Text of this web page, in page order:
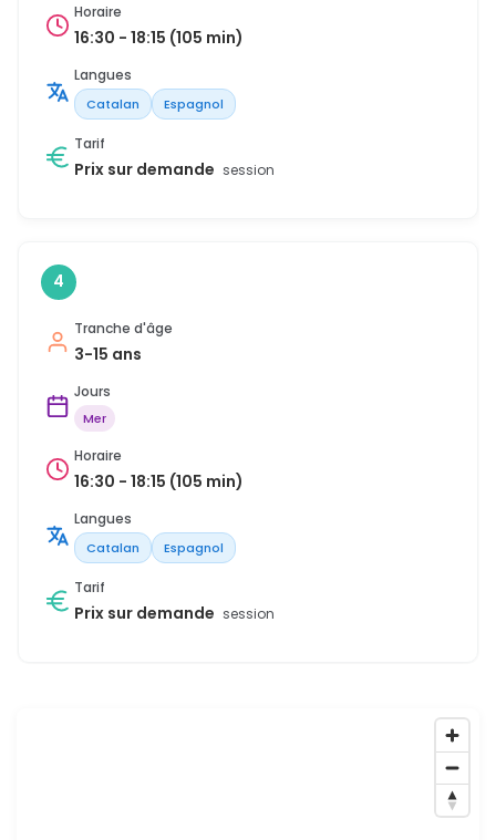
Horaire
16:30 - 18:15 (105 min)
Langues
Catalan Espagnol
Tarif
Prix sur demande session
4
Tranche d'âge
3-15 ans
Jours
Mer
Horaire
16:30 - 18:15 (105 min)
Langues
Catalan Espagnol
Tarif
Prix sur demande session